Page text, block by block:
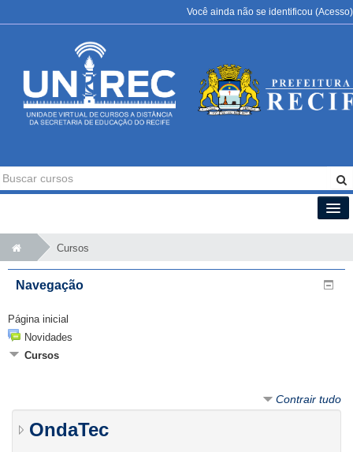
Você ainda não se identificou (Acesso)
Português - Brasil (pt_br)
Cursos
Navegação
Página inicial
Novidades
Cursos
Contrair tudo
OndaTec